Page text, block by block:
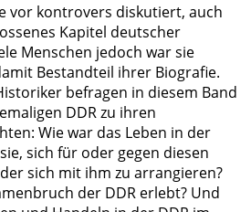
vor kontrovers diskutiert, auch
Kapitel deutscher
Menschen jedoch war sie
Bestandteil ihrer Biografie.
befragen in diesem Band
DDR zu ihren
Wie war das Leben in der
sich für oder gegen diesen
sich mit ihm zu arrangieren?
der DDR erlebt? Und